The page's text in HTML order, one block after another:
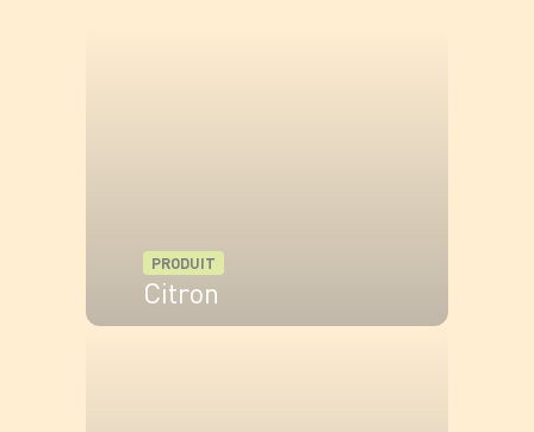
PRODUIT
Citron